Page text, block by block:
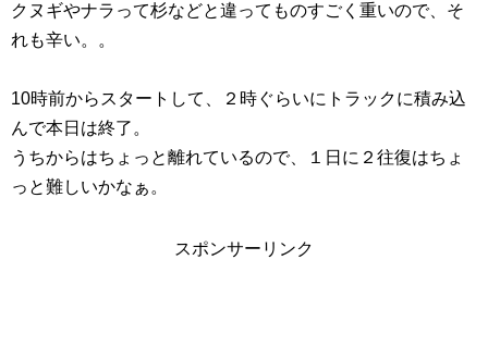
クヌギやナラって杉などと違ってものすごく重いので、そ
れも辛い。。
10時前からスタートして、２時ぐらいにトラックに積み込
んで本日は終了。
うちからはちょっと離れているので、１日に２往復はちょ
っと難しいかなぁ。
スポンサーリンク